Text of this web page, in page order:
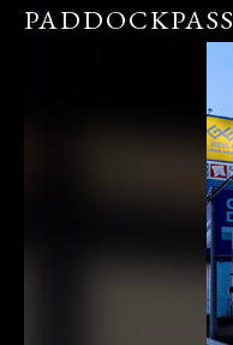
PADDOCKPASS